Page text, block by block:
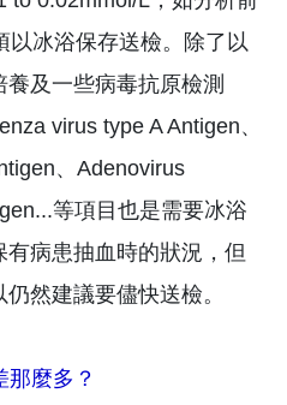
以冰浴保存送檢。除了以
及一些病毒抗原檢測
virus type A Antigen、
、Adenovirus
等項目也是需要冰浴
病患抽血時的狀況，但
然建議要儘快送檢。
那麼多？